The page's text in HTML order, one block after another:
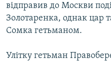
відправив до Москви
Золотаренка, однак цар
Сомка гетьманом.
Улітку гетьман